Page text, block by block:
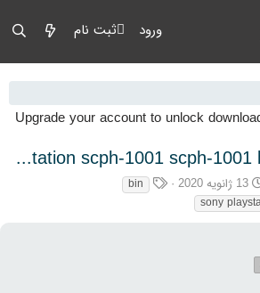
ورود ثبت نام
sony playstation scph-1001 scph-
تاریخ شروع
13 ژانویه 2020 برچسب‌ها
bin
sony